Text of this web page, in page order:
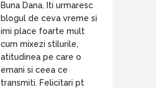
Buna Dana. Iti urmaresc
blogul de ceva vreme si
imi place foarte mult
cum mixezi stilurile,
atitudinea pe care o
emani si ceea ce
transmiti. Felicitari pt